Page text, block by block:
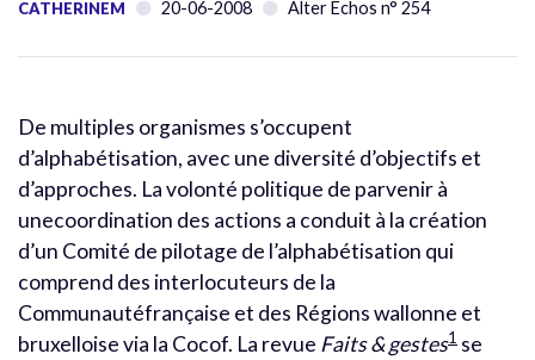
CATHERINEM 20-06-2008 Alter Échos n° 254
De multiples organismes s’occupent
d’alphabétisation, avec une diversité d’objectifs et
d’approches. La volonté politique de parvenir à
unecoordination des actions a conduit à la création
d’un Comité de pilotage de l’alphabétisation qui
comprend des interlocuteurs de la
Communautéfrançaise et des Régions wallonne et
bruxelloise via la Cocof. La revue Faits & gestes1 se